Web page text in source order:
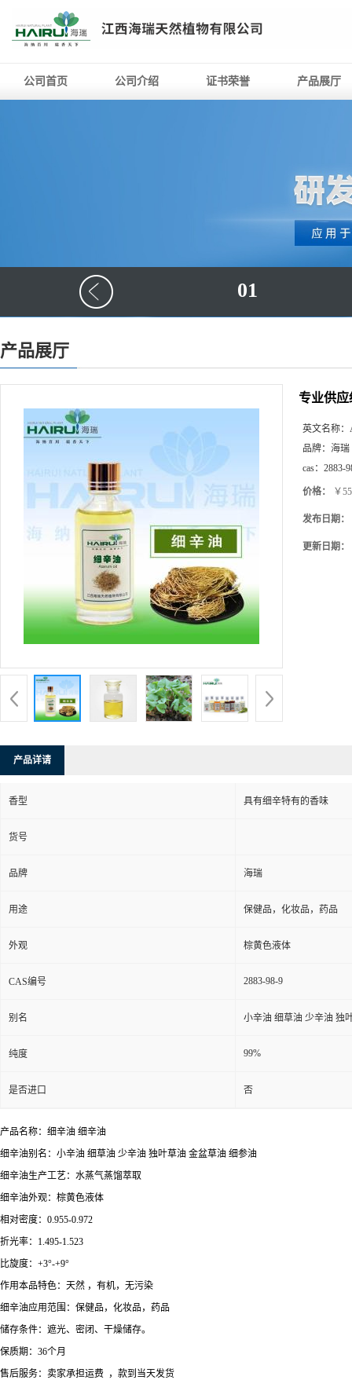
公司首页 公司介绍 证书荣誉 产品展厅
01
产品展厅
专业供应
英文名称：
品牌： 海瑞
cas： 2883-
价格： ￥
发布日期：
更新日期：
产品详请
香型 具有细辛特有的香味
货号
品牌 海瑞
用途 保健品，化妆品，药品
外观 棕黄色液体
CAS编号 2883-98-9
别名 小辛油 细草油 少辛油 独
纯度 99%
是否进口 否
产品名称：细辛油 细辛油
细辛油别名：小辛油 细草油 少辛油 独叶草油 金盆草油 细参油
细辛油生产工艺：水蒸气蒸馏萃取
细辛油外观：棕黄色液体
相对密度：0.955-0.972
折光率：1.495-1.523
比旋度：+3°-+9°
作用本品特色：天然 ，有机，无污染
细辛油应用范围：保健品，化妆品，药品
储存条件：遮光、密闭、干燥储存。
保质期：36个月
售后服务：卖家承担运费 ，款到当天发货